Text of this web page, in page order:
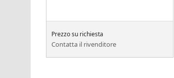
Prezzo su richiesta
Contatta il rivenditore